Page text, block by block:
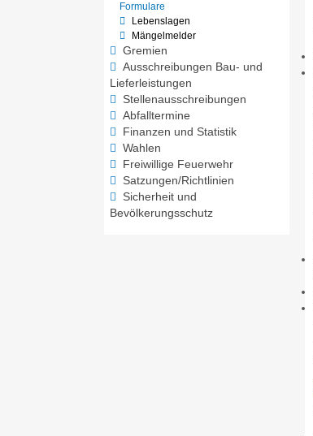
Formulare
Lebenslagen
Mängelmelder
Gremien
Ausschreibungen Bau- und
Lieferleistungen
Stellenausschreibungen
Abfalltermine
Finanzen und Statistik
Wahlen
Freiwillige Feuerwehr
Satzungen/Richtlinien
Sicherheit und
Bevölkerungsschutz